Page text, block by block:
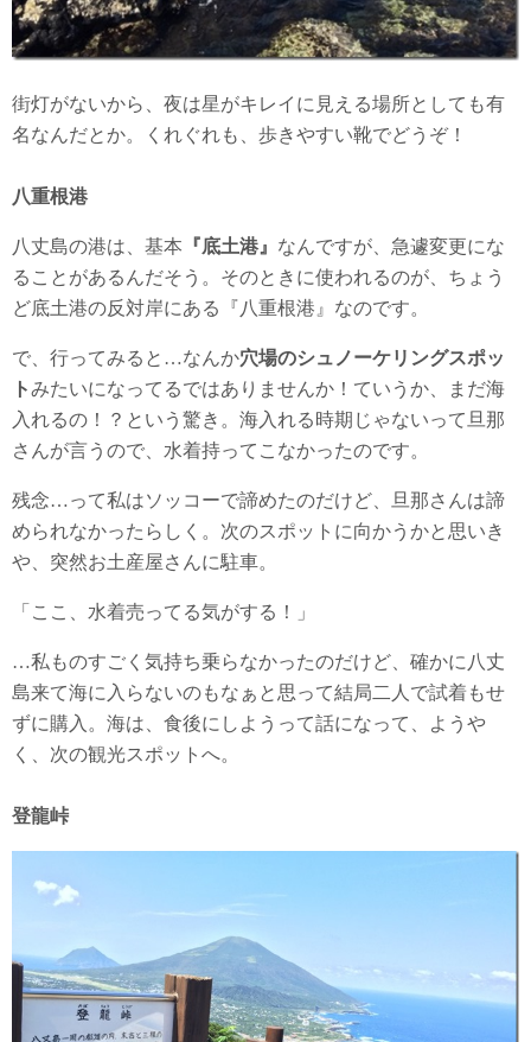
街灯がないから、夜は星がキレイに見える場所としても有
名なんだとか。くれぐれも、歩きやすい靴でどうぞ！
八重根港
八丈島の港は、基本 『底土港』 なんですが、急遽変更にな
ることがあるんだそう。そのときに使われるのが、ちょう
ど底土港の反対岸にある『八重根港』なのです。
で、行ってみると…なんか穴場のシュノーケリングスポッ
トみたいになってるではありませんか！ていうか、まだ海
入れるの！？という驚き。海入れる時期じゃないって旦那
さんが言うので、水着持ってこなかったのです。
残念…って私はソッコーで諦めたのだけど、旦那さんは諦
められなかったらしく。次のスポットに向かうかと思いき
や、突然お土産屋さんに駐車。
「ここ、水着売ってる気がする！」
…私ものすごく気持ち乗らなかったのだけど、確かに八丈
島来て海に入らないのもなぁと思って結局二人で試着もせ
ずに購入。海は、食後にしようって話になって、ようや
く、次の観光スポットへ。
登龍峠